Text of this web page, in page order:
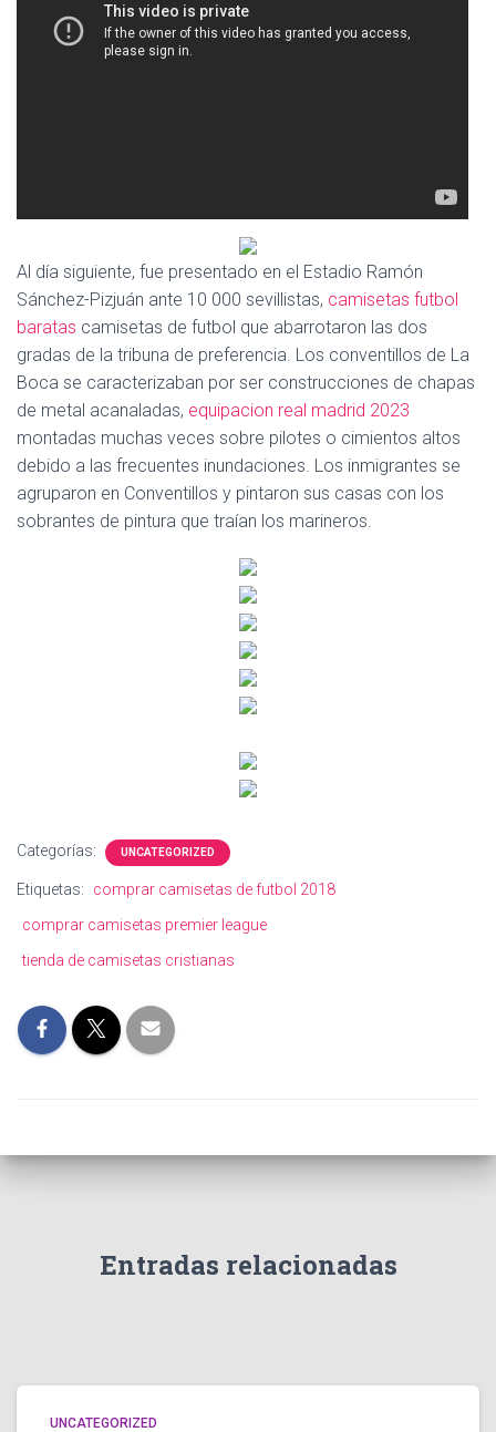
Al día siguiente, fue presentado en el Estadio Ramón
Sánchez-Pizjuán ante 10 000 sevillistas, camisetas futbol
baratas camisetas de futbol que abarrotaron las dos
gradas de la tribuna de preferencia. Los conventillos de La
Boca se caracterizaban por ser construcciones de chapas
de metal acanaladas, equipacion real madrid 2023
montadas muchas veces sobre pilotes o cimientos altos
debido a las frecuentes inundaciones. Los inmigrantes se
agruparon en Conventillos y pintaron sus casas con los
sobrantes de pintura que traían los marineros.
Categorías: UNCATEGORIZED
Etiquetas:
comprar camisetas de futbol 2018
comprar camisetas premier league
tienda de camisetas cristianas
Entradas relacionadas
UNCATEGORIZED